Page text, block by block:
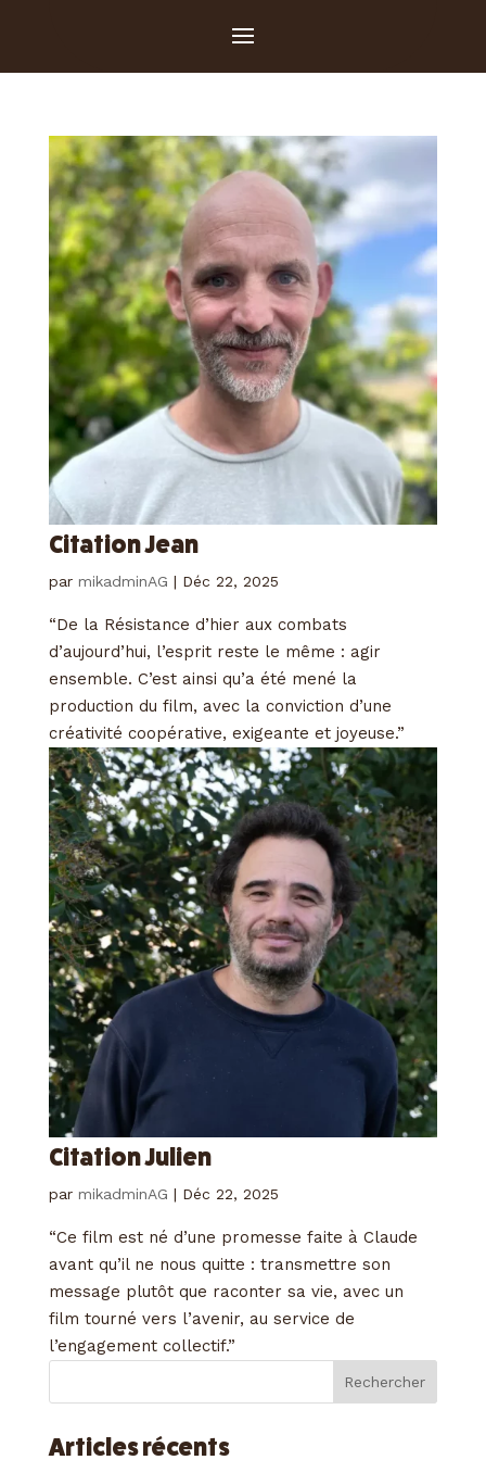
Citation Jean
par mikadminAG | Déc 22, 2025
“De la Résistance d’hier aux combats
d’aujourd’hui, l’esprit reste le même : agir
ensemble. C’est ainsi qu’a été mené la
production du film, avec la conviction d’une
créativité coopérative, exigeante et joyeuse.”
Citation Julien
par mikadminAG | Déc 22, 2025
“Ce film est né d’une promesse faite à Claude
avant qu’il ne nous quitte : transmettre son
message plutôt que raconter sa vie, avec un
film tourné vers l’avenir, au service de
l’engagement collectif.”
Rechercher
Articles récents